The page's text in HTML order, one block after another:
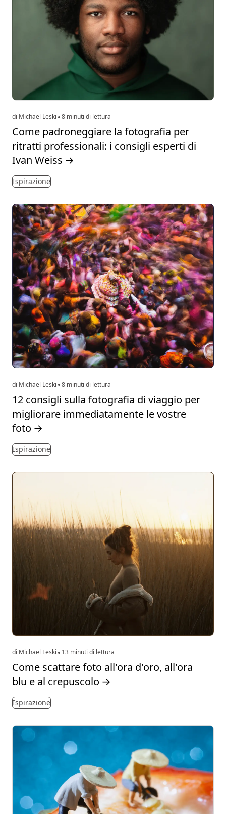
di Michael Leski 8 minuti di lettura
Come padroneggiare la fotografia per
ritratti professionali: i consigli esperti di
Ivan Weiss →
Ispirazione
di Michael Leski 8 minuti di lettura
12 consigli sulla fotografia di viaggio per
migliorare immediatamente le vostre
foto →
Ispirazione
di Michael Leski 13 minuti di lettura
Come scattare foto all'ora d'oro, all'ora
blu e al crepuscolo →
Ispirazione